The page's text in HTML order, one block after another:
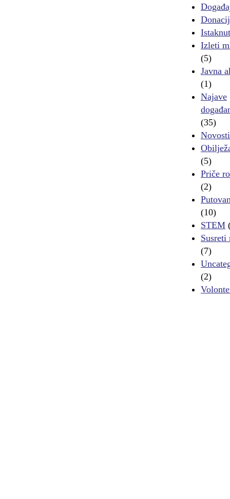
Izleti
(5)
Javna
(1)
Najave
(35)
Novosti
(5)
Priče
(2)
(10)
STEM
Susreti
(7)
(2)